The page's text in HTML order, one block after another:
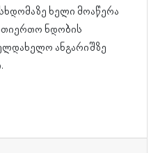
ხელი მოაწერა
ნდობის
ანგარიშზე